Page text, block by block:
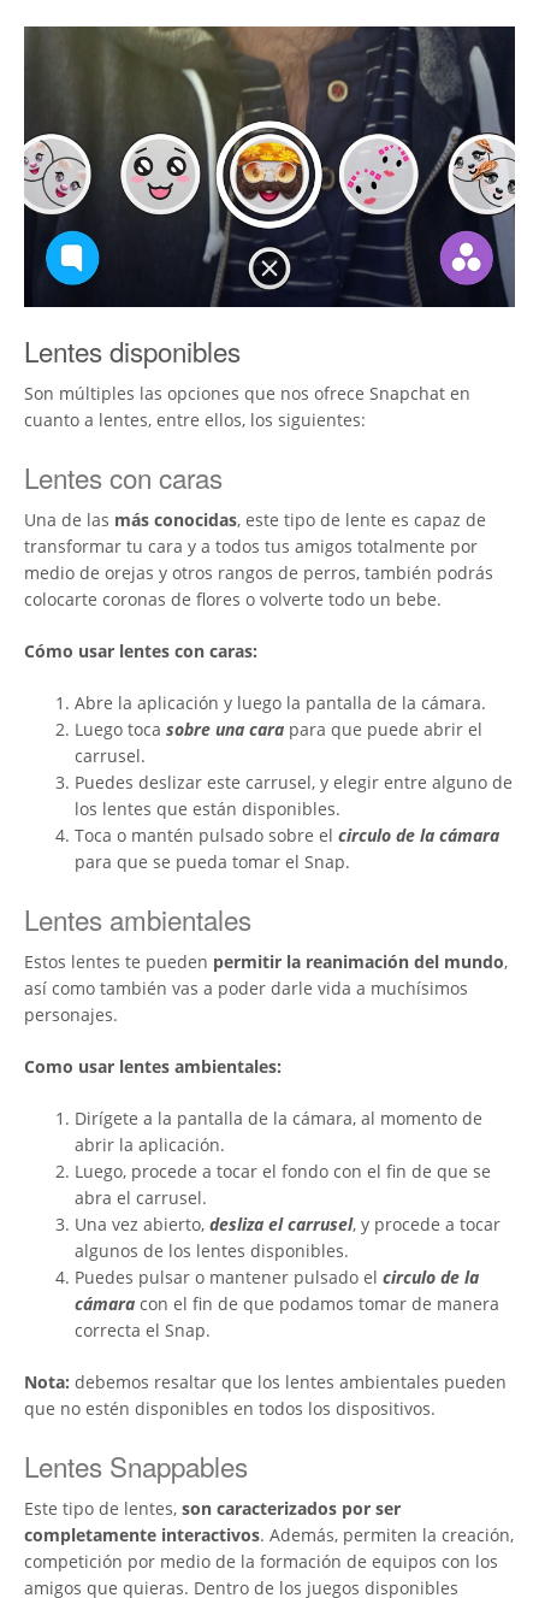
Lentes disponibles
Son múltiples las opciones que nos ofrece Snapchat en
cuanto a lentes, entre ellos, los siguientes:
Lentes con caras
Una de las más conocidas, este tipo de lente es capaz de
transformar tu cara y a todos tus amigos totalmente por
medio de orejas y otros rangos de perros, también podrás
colocarte coronas de flores o volverte todo un bebe.
Cómo usar lentes con caras:
Abre la aplicación y luego la pantalla de la cámara.
Luego toca sobre una cara para que puede abrir el
carrusel.
Puedes deslizar este carrusel, y elegir entre alguno de
los lentes que están disponibles.
Toca o mantén pulsado sobre el circulo de la cámara
para que se pueda tomar el Snap.
Lentes ambientales
Estos lentes te pueden permitir la reanimación del mundo,
así como también vas a poder darle vida a muchísimos
personajes.
Como usar lentes ambientales:
Dirígete a la pantalla de la cámara, al momento de
abrir la aplicación.
Luego, procede a tocar el fondo con el fin de que se
abra el carrusel.
Una vez abierto, desliza el carrusel, y procede a tocar
algunos de los lentes disponibles.
Puedes pulsar o mantener pulsado el circulo de la
cámara con el fin de que podamos tomar de manera
correcta el Snap.
Nota: debemos resaltar que los lentes ambientales pueden
que no estén disponibles en todos los dispositivos.
Lentes Snappables
Este tipo de lentes, son caracterizados por ser
completamente interactivos. Además, permiten la creación,
competición por medio de la formación de equipos con los
amigos que quieras. Dentro de los juegos disponibles